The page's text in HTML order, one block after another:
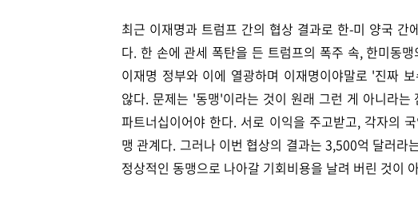
최근 이재명과 트럼프 간의 협상 결과로 한-미 양국
다. 한 손에 관세 폭탄을 든 트럼프의 폭주 속, 한미동
이재명 정부와 이에 열광하며 이재명이야말로 '진짜
않다. 문제는 '동맹'이라는 것이 원래 그런 게 아니라
파트너십이어야 한다. 서로 이익을 주고받고, 각자의
맹 관계다. 그러나 이번 협상의 결과는 3,500억 달러라
정상적인 동맹으로 나아갈 기회비용을 날려 버린 것이